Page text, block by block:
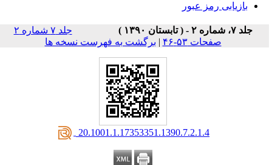
بازیابی رمز عبور
جلد ۷، شماره ۲ - ( تابستان ۱۳۹۰ )
جلد ۷ شماره ۲
صفحات ۵۳-۴۶
| برگشت به فهرست نسخه ها
‎ 20.1001.1.17353351.1390.7.2.1.4